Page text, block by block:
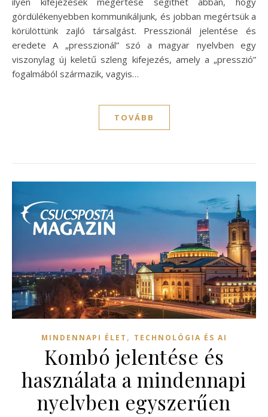
gördülékenyebben kommunikáljunk, és jobban megértsük a
körülöttünk zajló társalgást. Presszionál jelentése és
eredete A „presszionál” szó a magyar nyelvben egy
viszonylag új keletű szleng kifejezés, amely a „presszió”
fogalmából származik, vagyis…
TOVÁBB
MINDENNAPI ÉLET , TECHNOLÓGIA ÉS AI
Kombó jelentése és
használata a mindennapi
nyelvben egyszerűen